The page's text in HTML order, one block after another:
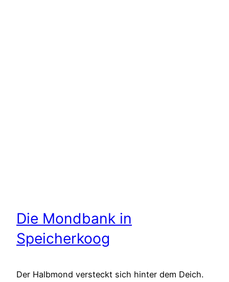
Die Mondbank in
Speicherkoog
Der Halbmond versteckt sich hinter dem Deich.